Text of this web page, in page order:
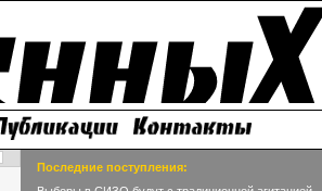
Последние поступления: